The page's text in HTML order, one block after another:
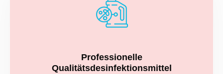
Professionelle
Qualitätsdesinfektionsmittel